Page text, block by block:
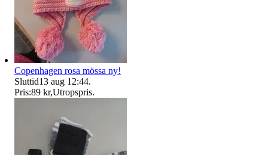
Copenhagen rosa mössa ny!
Sluttid13 aug 12:44.
Pris:89 kr,Utropspris.